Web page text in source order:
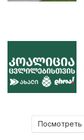
Посмотреть